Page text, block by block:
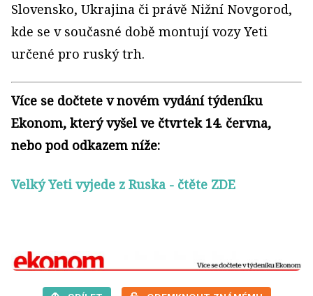
Slovensko, Ukrajina či právě Nižní Novgorod,
kde se v současné době montují vozy Yeti
určené pro ruský trh.
Více se dočtete v novém vydání týdeníku
Ekonom, který vyšel ve čtvrtek 14. června,
nebo pod odkazem níže:
Velký Yeti vyjede z Ruska - čtěte ZDE